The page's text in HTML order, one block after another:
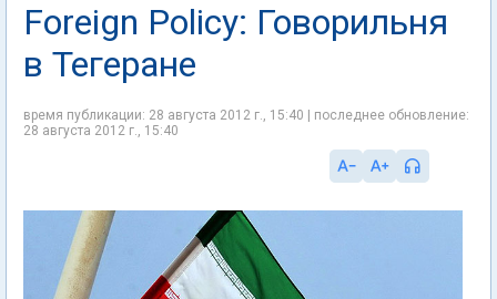
Foreign Policy: Говорильня
в Тегеране
время публикации: 28 августа 2012 г., 15:40 | последнее обновление:
28 августа 2012 г., 15:40